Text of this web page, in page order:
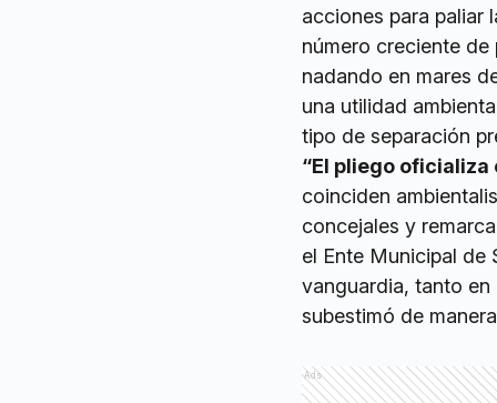
acciones para paliar
número creciente
nadando en mares
una utilidad
tipo de separación
“El pliego
coinciden
concejales y
el Ente Municipal de
vanguardia, tanto
subestimó de
Ads